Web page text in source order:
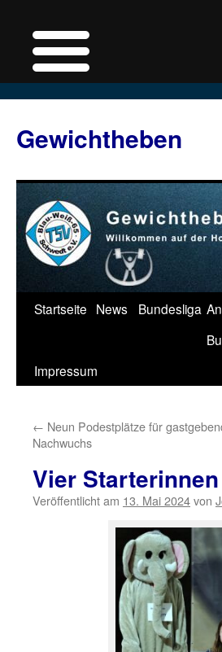
springen
Gewichtheben
Startseite News Bundesliga
Impressum
← Neun Podestplätze für
Nachwuchs
Vier
Veröffentlicht am 13. Mai 2024von